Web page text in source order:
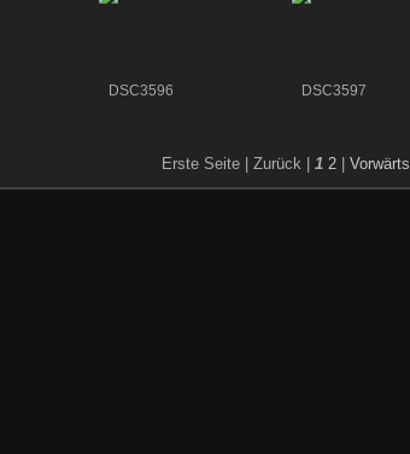
DSC3596 DSC3597
Erste Seite | Zurück | 1 2 Vorwärts